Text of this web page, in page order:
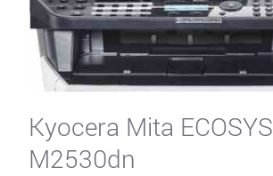
Kyocera Mita ECOSYS
M2530dn